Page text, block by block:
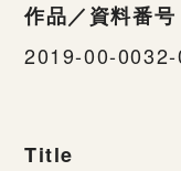
作品／資料番号
2019-00-0032-
Title